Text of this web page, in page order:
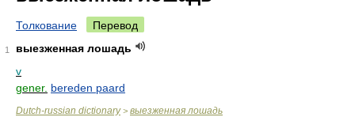
Толкование Перевод
1
выезженная лошадь
v
gener. bereden paard
Dutch-russian dictionary> выезженная лошадь